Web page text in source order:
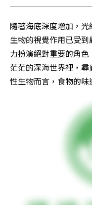
隨著海底深度增加，
生物的視覺作用已受
力扮演絕對重要的角
茫茫的深海世界裡，
性生物而言，食物的味